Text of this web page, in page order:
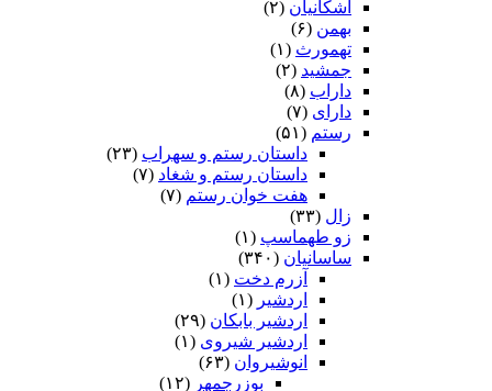
اشکانیان (۲)
بهمن (۶)
تهمورث (۱)
جمشید (۲)
داراب (۸)
دارای (۷)
رستم (۵۱)
داستان رستم و سهراب (۲۳)
داستان رستم و شغاد (۷)
هفت خوان رستم‏ (۷)
زال (۳۳)
زو طهماسپ‏ (۱)
ساسانیان (۳۴۰)
آزرم دخت (۱)
اردشیر (۱)
اردشیر بابکان (۲۹)
اردشیر شیروی (۱)
انوشیروان (۶۳)
بوزرجمهر (۱۲)